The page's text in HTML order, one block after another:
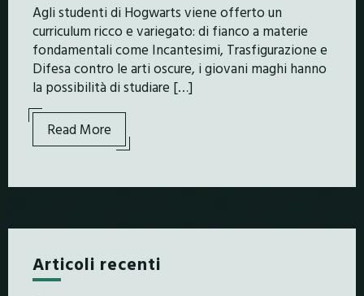
Agli studenti di Hogwarts viene offerto un
curriculum ricco e variegato: di fianco a materie
fondamentali come Incantesimi, Trasfigurazione e
Difesa contro le arti oscure, i giovani maghi hanno
la possibilità di studiare […]
Read More
Articoli recenti